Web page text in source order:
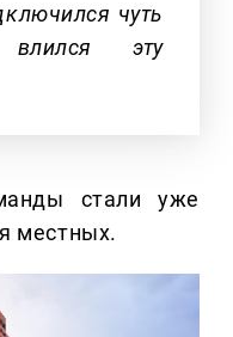
чуть
эту
стали уже
местных.